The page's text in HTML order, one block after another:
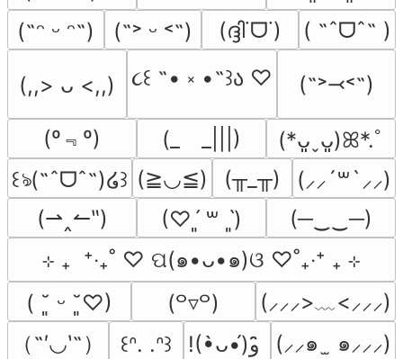
(˶ᵔ ᵕ ᵔ˶)
(˶˃ ᵕ ˂˶) (ദ്ദി˙ᗜ˙) ( ˶ˆᗜˆ˵ )
(,,> ᴗ <,,) ૮꒰ ˶• ༝ •˶꒱ა ♡ (˶˃⤙˂˶)
(º﹃º) (_　_|||)
(*ᴗ͈ˬᴗ͈)ꕤ*.ﾟ
꒰ঌ(˶ˆᗜˆ˵)໒꒱ (≧◡≦) (╥_╥)
(⸝⸝´꒳`⸝⸝)
(⇀‸↼‶)
(♡ˊ͈ ꒳ ˋ͈)
(─‿‿─)
⊹ ₊  ⁺‧₊˚ ♡ ପ(๑•ᴗ•๑)ଓ ♡˚₊‧⁺ ₊ ⊹
( ˘͈ ᵕ ˘͈♡)
(꒪▿꒪)
(⸝⸝⸝>﹏<⸝⸝⸝)
（˶′◡‵˶）
꒰ᐢ. .ᐢ꒱
(⸝⸝๑  ̫ ๑⸝⸝⸝)